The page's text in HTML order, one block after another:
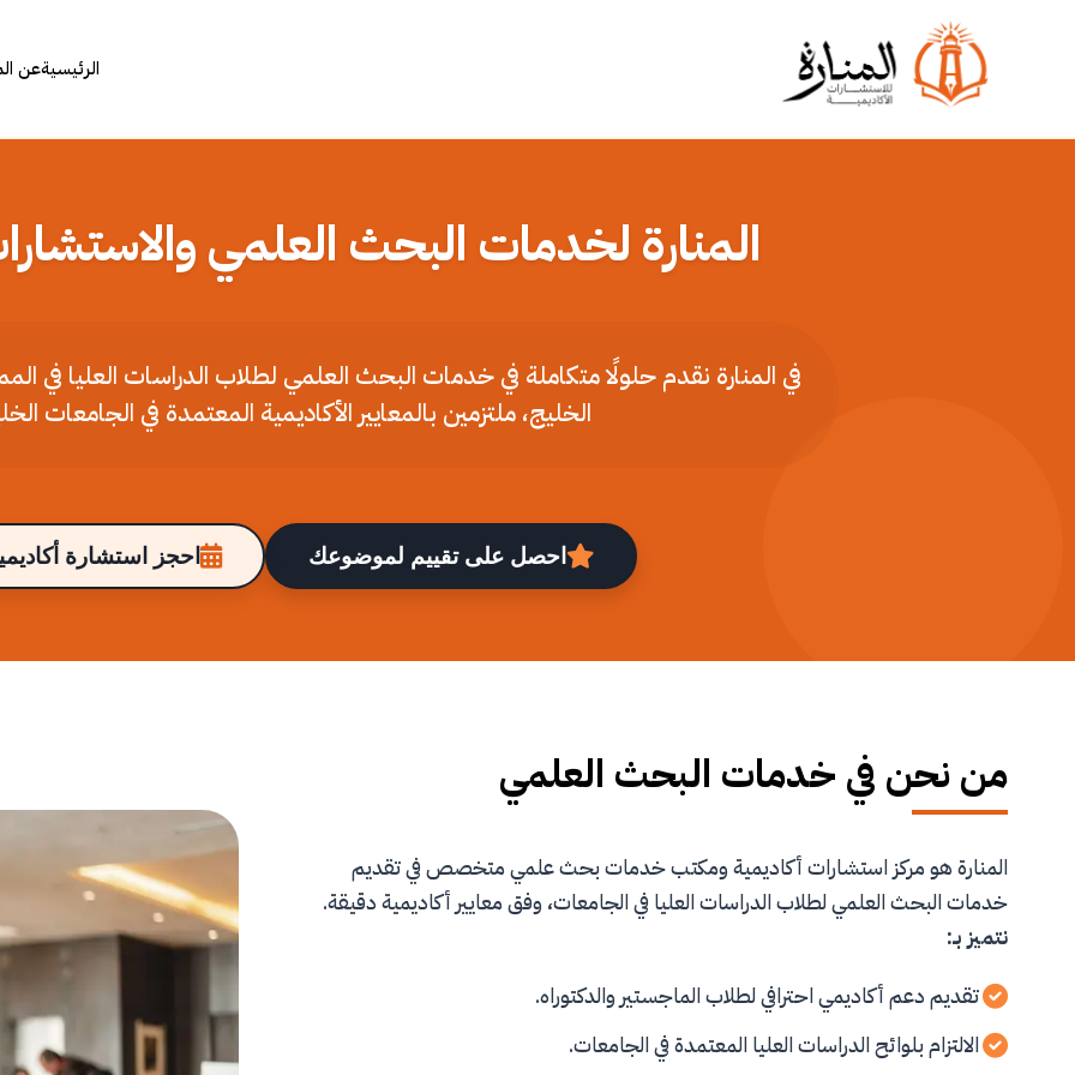
الرئيسيةعن
المنارة لخدمات البحث العلمي
في المنارة نقدم حلولًا متكاملة في خدمات البحث العلمي لطلاب الدراسات العليا في
الخليج، ملتزمين بالمعايير الأكاديمية المعتمدة في الجامعات
احصل على تقييم لموضوعك احجز استشارة
من نحن في خدمات البحث العلمي
المنارة هو مركز استشارات أكاديمية ومكتب خدمات بحث علمي متخصص في تقديم
خدمات البحث العلمي لطلاب الدراسات العليا في الجامعات، وفق معايير أكاديمية دقيقة.
نتميز بـ:
تقديم دعم أكاديمي احترافي لطلاب الماجستير والدكتوراه.
الالتزام بلوائح الدراسات العليا المعتمدة في الجامعات.